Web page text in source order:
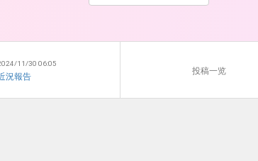
11/30 06:05
況報告
投稿一览